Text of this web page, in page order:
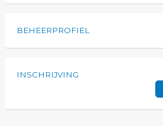
BEHEERPROFIEL
INSCHRIJVING